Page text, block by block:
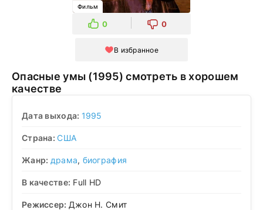
Фильм
0 0
В избранное
Опасные умы (1995) смотреть в хорошем
качестве
Дата выхода: 1995
Страна:США
Жанр: драма, биография
В качестве: Full HD
Режиссер: Джон Н. Смит